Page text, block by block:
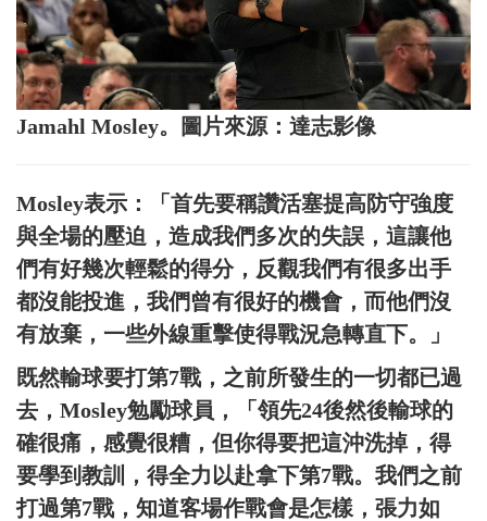
Jamahl Mosley。圖片來源：達志影像
Mosley表示：「首先要稱讚活塞提高防守強度
與全場的壓迫，造成我們多次的失誤，這讓他
們有好幾次輕鬆的得分，反觀我們有很多出手
都沒能投進，我們曾有很好的機會，而他們沒
有放棄，一些外線重擊使得戰況急轉直下。」
既然輸球要打第7戰，之前所發生的一切都已過
去，Mosley勉勵球員，「領先24後然後輸球的
確很痛，感覺很糟，但你得要把這沖洗掉，得
要學到教訓，得全力以赴拿下第7戰。我們之前
打過第7戰，知道客場作戰會是怎樣，張力如